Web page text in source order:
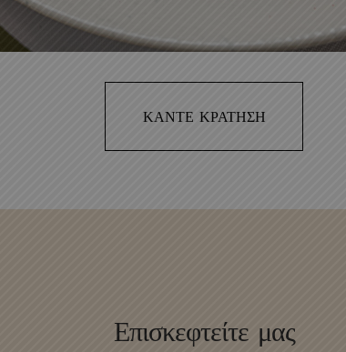
ΚΑΝΤΕ ΚΡΑΤΗΣΗ
Επισκεφτείτε μας